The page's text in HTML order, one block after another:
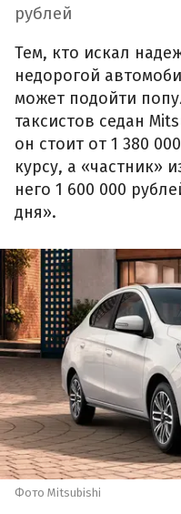
рублей
Тем, кто искал
недорогой
может подойти
таксистов седан
он стоит от 1 380
курсу, а «частник»
него 1 600 000
дня».
Фото Mitsubishi